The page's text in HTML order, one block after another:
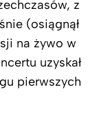
z
(osiągnął
na żywo w
uzyskał
pierwszych